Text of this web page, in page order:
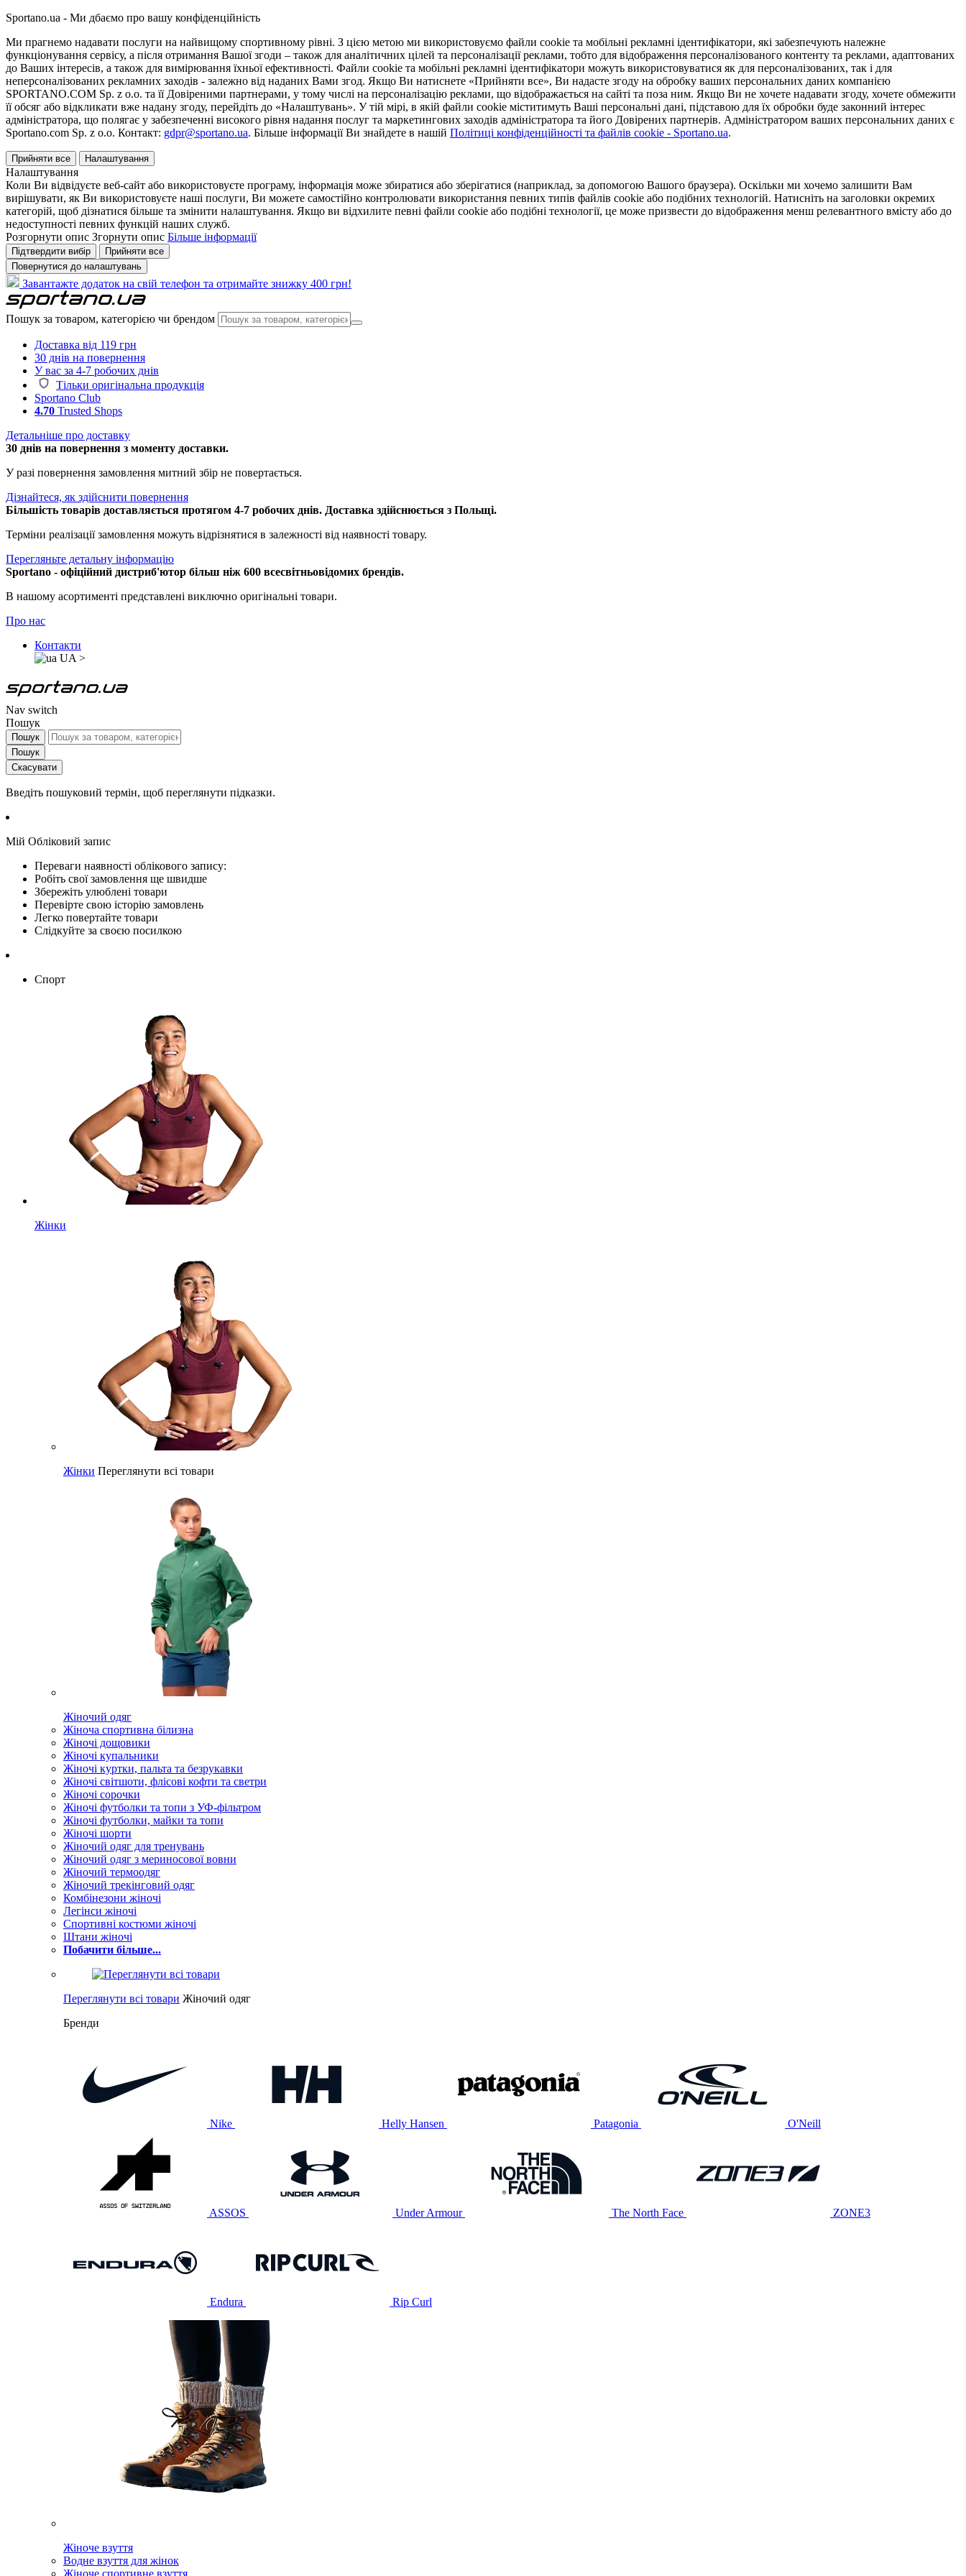
Sportano.ua - Ми дбаємо про вашу конфіденційність
Ми прагнемо надавати послуги на найвищому спортивному рівні. З цією метою ми використовуємо файли cookie та мобільні рекламні ідентифікатори, які забезпечують належне
функціонування сервісу, а після отримання Вашої згоди – також для аналітичних цілей та персоналізації реклами, тобто для відображення персоналізованого контенту та реклами, адаптованих
до Ваших інтересів, а також для вимірювання їхньої ефективності. Файли cookie та мобільні рекламні ідентифікатори можуть використовуватися як для персоналізованих, так і для
неперсоналізованих рекламних заходів - залежно від наданих Вами згод. Якщо Ви натиснете «Прийняти все», Ви надасте згоду на обробку ваших персональних даних компанією
SPORTANO.COM Sp. z o.o. та її Довіреними партнерами, у тому числі на персоналізацію реклами, що відображається на сайті та поза ним. Якщо Ви не хочете надавати згоду, хочете обмежити
її обсяг або відкликати вже надану згоду, перейдіть до «Налаштувань». У тій мірі, в якій файли cookie міститимуть Ваші персональні дані, підставою для їх обробки буде законний інтерес
адміністратора, що полягає у забезпеченні високого рівня надання послуг та маркетингових заходів адміністратора та його Довірених партнерів. Адміністратором ваших персональних даних є
Sportano.com Sp. z o.o. Контакт: gdpr@sportano.ua. Більше інформації Ви знайдете в нашій Політиці конфіденційності та файлів cookie - Sportano.ua.
Прийняти все Налаштування
Налаштування
Коли Ви відвідуєте веб-сайт або використовуєте програму, інформація може збиратися або зберігатися (наприклад, за допомогою Вашого браузера). Оскільки ми хочемо залишити Вам
вирішувати, як Ви використовуєте наші послуги, Ви можете самостійно контролювати використання певних типів файлів cookie або подібних технологій. Натисніть на заголовки окремих
категорій, щоб дізнатися більше та змінити налаштування. Якщо ви відхилите певні файли cookie або подібні технології, це може призвести до відображення менш релевантного вмісту або до
недоступності певних функцій наших служб.
Розгорнути опис Згорнути опис Більше інформації
Підтвердити вибір
Прийняти все
Повернутися до налаштувань
Завантажте додаток на свій телефон та отримайте знижку 400 грн!
Пошук за товаром, категорією чи брендом
Доставка від 119 грн
30 днів на повернення
У вас за 4-7 робочих днів
Тільки оригінальна продукція
Sportano Club
4.70 Trusted Shops
Детальніше про доставку
30 днів на повернення з моменту доставки.
У разі повернення замовлення митний збір не повертається.
Дізнайтеся, як здійснити повернення
Більшість товарів доставляється протягом 4-7 робочих днів. Доставка здійснюється з Польщі.
Терміни реалізації замовлення можуть відрізнятися в залежності від наявності товару.
Перегляньте детальну інформацію
Sportano - офіційний дистриб'ютор більш ніж 600 всесвітньовідомих брендів.
В нашому асортименті представлені виключно оригінальні товари.
Про нас
Контакти
UA >
Nav switch
Пошук
Пошук
Пошук
Скасувати
Введіть пошуковий термін, щоб переглянути підказки.
Мій Обліковий запис
Переваги наявності облікового запису:
Робіть свої замовлення ще швидше
Збережіть улюблені товари
Перевірте свою історію замовлень
Легко повертайте товари
Слідкуйте за своєю посилкою
Спорт
Жінки
Жінки Переглянути всі товари
Жіночий одяг
Жіноча спортивна білизна
Жіночі дощовики
Жіночі купальники
Жіночі куртки, пальта та безрукавки
Жіночі світшоти, флісові кофти та светри
Жіночі сорочки
Жіночі футболки та топи з УФ-фільтром
Жіночі футболки, майки та топи
Жіночі шорти
Жіночий одяг для тренувань
Жіночий одяг з мериносової вовни
Жіночий термоодяг
Жіночий трекінговий одяг
Комбінезони жіночі
Легінси жіночі
Спортивні костюми жіночі
Штани жіночі
Побачити більше...
Переглянути всі товари Жіночий одяг
Бренди
Nike Helly Hansen Patagonia O'Neill
ASSOS Under Armour The North Face ZONE3
Endura Rip Curl
Жіноче взуття
Водне взуття для жінок
Жіноче спортивне взуття